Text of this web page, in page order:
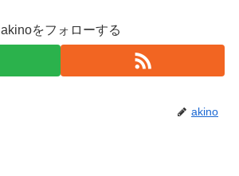
akinoをフォローする
akino